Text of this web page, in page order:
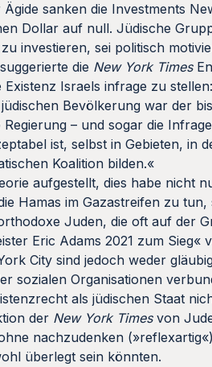
sanken die Investments
Dollar auf null. Jüdische
investieren, sei politisch
die New York Times
Israels infrage zu
Bevölkerung war der
– und sogar die
ist, selbst in Gebieten, in
Koalition bilden.«
aufgestellt, dies habe nicht
Hamas im Gazastreifen zu
Juden, die oft auf der
Eric Adams 2021 zum Sieg«
City sind jedoch weder
sozialen Organisationen
als jüdischen Staat
der New York Timesvon
nachzudenken
überlegt sein könnten.